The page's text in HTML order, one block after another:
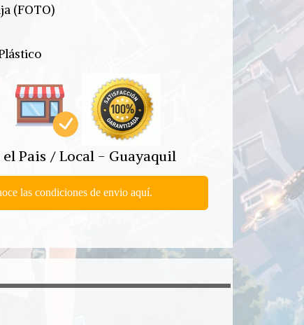
(FOTO)
Pais / Local - Guayaquil
las condiciones de envio aquí.